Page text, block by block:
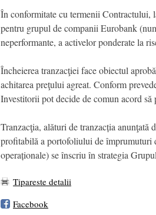
În conformitate cu termenii Contractului,
pentru grupul de companii Eurobank
neperformante, a activelor ponderate la
Încheierea tranzacţiei face obiectul
achitarea preţului agreat. Conform
Investitorii pot decide de comun acord
Tranzacţia, alături de tranzacția
profitabilă a portofoliului de împrumuturi
operaționale) se înscriu în strategia
Tipareste detalii
Facebook